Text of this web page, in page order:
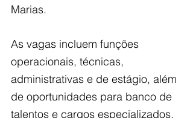
Marias.
As vagas incluem funções
operacionais, técnicas,
administrativas e de estágio, além
de oportunidades para banco de
talentos e cargos especializados.